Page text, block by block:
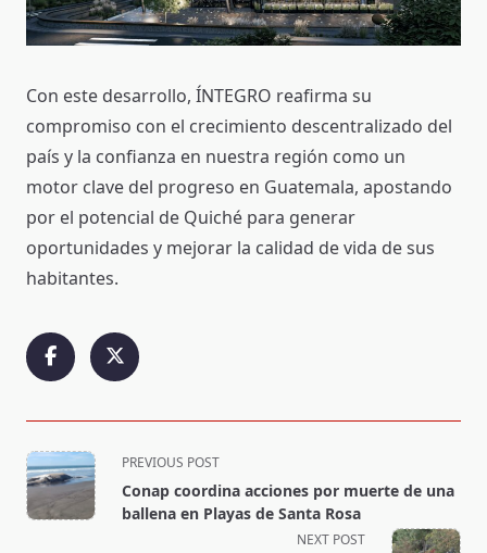
Con este desarrollo, ÍNTEGRO reafirma su
compromiso con el crecimiento descentralizado del
país y la confianza en nuestra región como un
motor clave del progreso en Guatemala, apostando
por el potencial de Quiché para generar
oportunidades y mejorar la calidad de vida de sus
habitantes.
<span
class="nav-
subtitle
PREVIOUS POST
Conap coordina acciones por muerte de una
ballena en Playas de Santa Rosa
NEXT POST